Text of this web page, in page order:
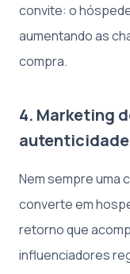
convite: o
aumentando as
compra.
4. Marketing
Nem sempre uma
converte em
retorno que
influenciadores